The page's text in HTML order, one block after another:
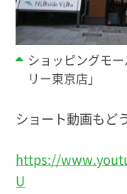
ショッピングモ
リー東京店」
ショート動画もど
https://
U